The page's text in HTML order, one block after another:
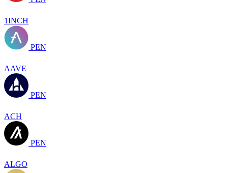
1INCH
PEN
AAVE
PEN
ACH
PEN
ALGO